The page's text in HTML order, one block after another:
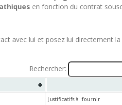
en fonction du contrat
avec lui et posez lui directement
Rechercher:
Justificatifs à  fournir